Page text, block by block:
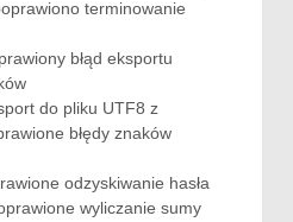
terminowanie
błąd eksportu
do pliku UTF8 z
błędy znaków
odzyskiwanie hasła
wyliczanie sumy